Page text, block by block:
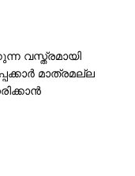
വസ്ത്രമായി
മാത്രമല്ല